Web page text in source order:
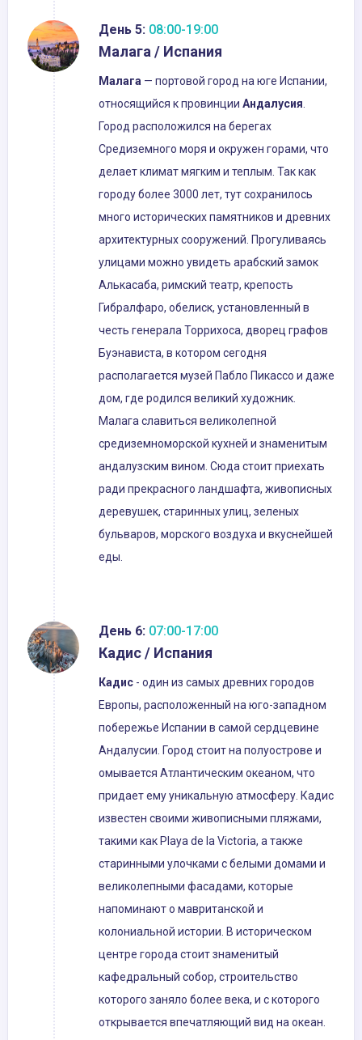
День 5: 08:00-19:00
Малага / Испания
Малага — портовой город на юге Испании,
относящийся к провинции Андалусия.
Город расположился на берегах
Средиземного моря и окружен горами, что
делает климат мягким и теплым. Так как
городу более 3000 лет, тут сохранилось
много исторических памятников и древних
архитектурных сооружений. Прогуливаясь
улицами можно увидеть арабский замок
Алькасаба, римский театр, крепость
Гибралфаро, обелиск, установленный в
честь генерала Торрихоса, дворец графов
Буэнависта, в котором сегодня
располагается музей Пабло Пикассо и даже
дом, где родился великий художник.
Малага славиться великолепной
средиземноморской кухней и знаменитым
андалузским вином. Сюда стоит приехать
ради прекрасного ландшафта, живописных
деревушек, старинных улиц, зеленых
бульваров, морского воздуха и вкуснейшей
еды.
День 6: 07:00-17:00
Кадис / Испания
Кадис - один из самых древних городов
Европы, расположенный на юго-западном
побережье Испании в самой сердцевине
Андалусии. Город стоит на полуострове и
омывается Атлантическим океаном, что
придает ему уникальную атмосферу. Кадис
известен своими живописными пляжами,
такими как Playa de la Victoria, а также
старинными улочками с белыми домами и
великолепными фасадами, которые
напоминают о мавританской и
колониальной истории. В историческом
центре города стоит знаменитый
кафедральный собор, строительство
которого заняло более века, и с которого
открывается впечатляющий вид на океан.